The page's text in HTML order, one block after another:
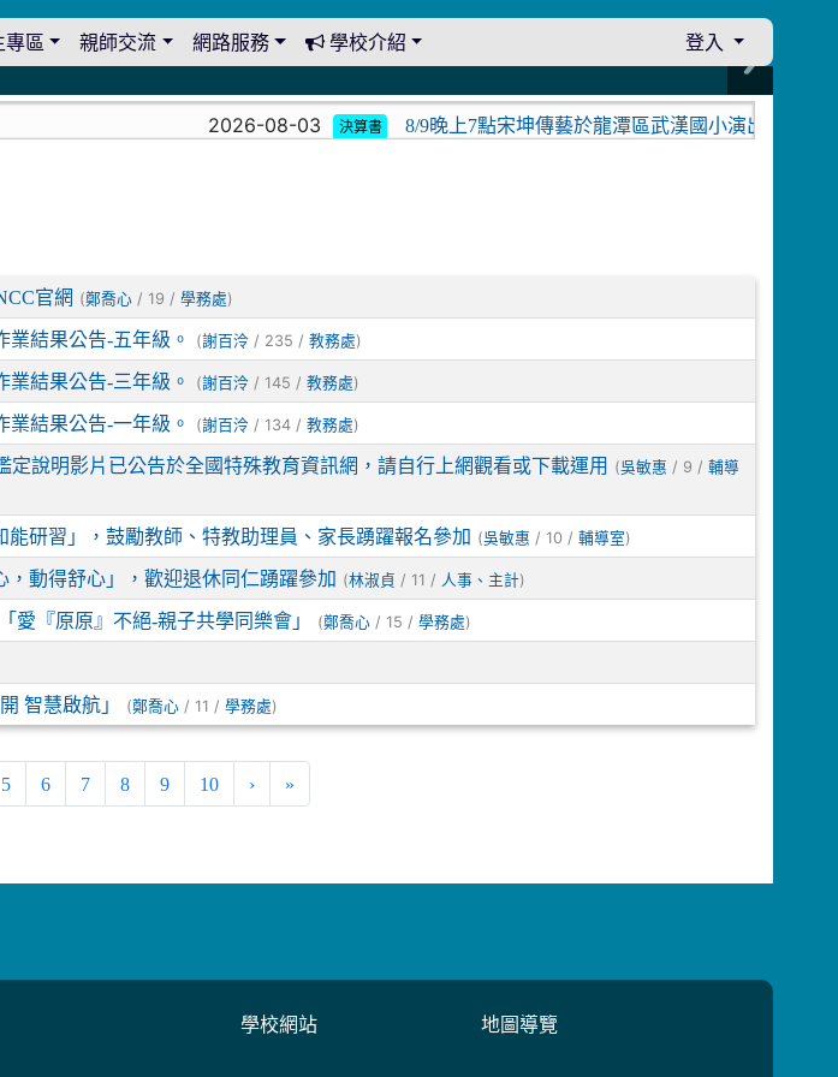
區 親師交流 網路服務 學校介紹
登入
2026-08-03 決算書 8/9晚上7點宋坤傳藝於龍潭區武漢國小演出。中壢光
官網 (鄭喬心/ 19 / 學務處)
結果公告-五年級。 (謝百泠 / 235 /教務處)
結果公告-三年級。 (謝百泠 / 145 /教務處)
結果公告-一年級。 (謝百泠 / 134 /教務處)
說明影片已公告於全國特殊教育資訊網，請自行上網觀看或下載運用 (吳敏惠 / 9 /輔導
研習」，鼓勵教師、特教助理員、家長踴躍報名參加 (吳敏惠 / 10 /輔導室)
動得舒心」，歡迎退休同仁踴躍參加 (林淑貞 / 11 / 人事、主計)
愛『原原』不絕-親子共學同樂會」 (鄭喬心/ 15 / 學務處)
智慧啟航」 (鄭喬心/ 11 / 學務處)
5 6 7 8 9 10 › »
學校網站 地圖導覽